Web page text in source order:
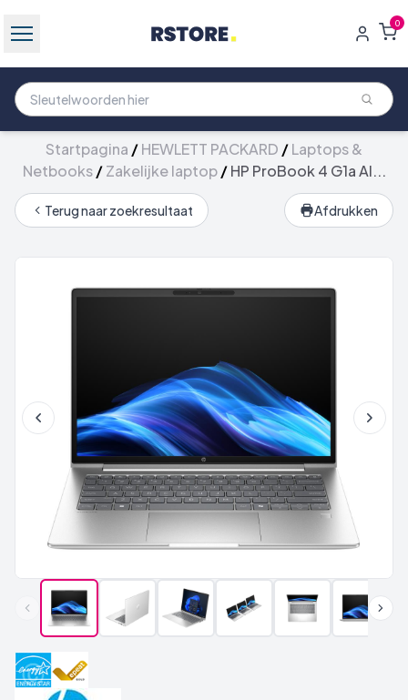
0
Startpagina /HEWLETT PACKARD /Laptops &
Netbooks/Zakelijke laptop/HP ProBook 4 G1a AI...
Terug naar zoekresultaat Afdrukken